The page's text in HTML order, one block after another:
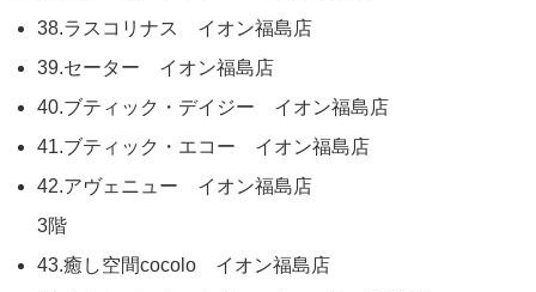
38.ラスコリナス イオン福島店
39.セーター イオン福島店
40.ブティック・デイジー イオン福島店
41.ブティック・エコー イオン福島店
42.アヴェニュー イオン福島店
3階
43.癒し空間cocolo イオン福島店